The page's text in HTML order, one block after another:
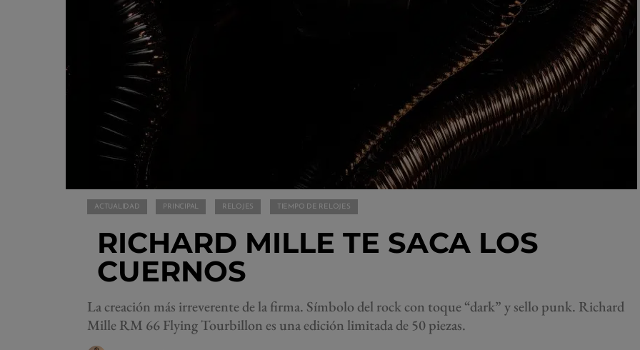
ACTUALIDAD PRINCIPAL RELOJES TIEMPO DE RELOJES
RICHARD MILLE TE SACA LOS
CUERNOS
La creación más irreverente de la firma. Símbolo del rock con toque “dark” y sello punk. Richard
Mille RM 66 Flying Tourbillon es una edición limitada de 50 piezas.